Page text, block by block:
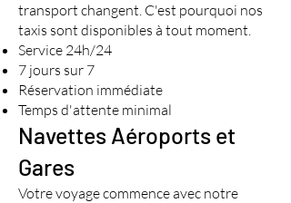
transport changent. C'est pourquoi nos
taxis sont disponibles à tout moment.
Service 24h/24
7 jours sur 7
Réservation immédiate
Temps d'attente minimal
Navettes Aéroports et
Gares
Votre voyage commence avec notre